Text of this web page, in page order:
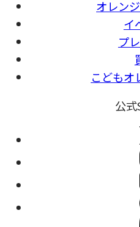
オレン
イ
プ
こどもオ
公式